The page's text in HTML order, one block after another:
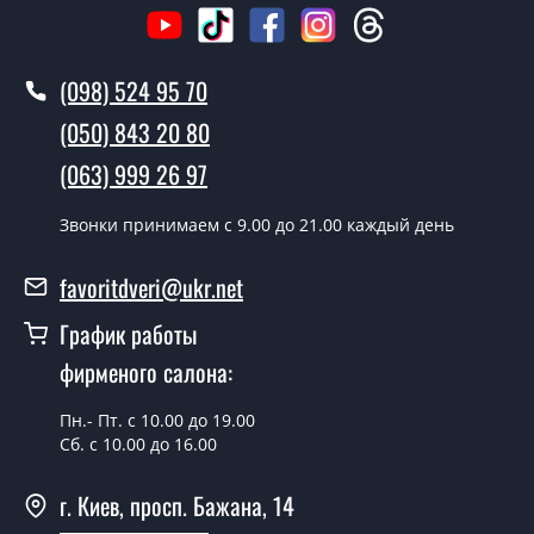
В тот же день в течении нескольких часов, при
день.
Можно на сегодня вызвать
замерщика?
Да можно.
входные?
Да, мы имеем большой ассортимент готовых входных
дверей.
Какая стоимость самых дешевых
входных дверей?
(098) 524 95 70
(050) 843 20 80
(063) 999 26 97
Звонки принимаем c 9.00 до 21.00 каждый день
favoritdveri@ukr.net
График работы
фирменого салона:
Пн.- Пт. с 10.00 до 19.00
Сб. с 10.00 до 16.00
г. Киев, просп. Бажана, 14